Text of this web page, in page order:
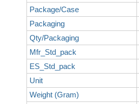
Package/Case
Packaging
Qty/Packaging
Mfr_Std_pack
ES_Std_pack
Unit
Weight (Gram)